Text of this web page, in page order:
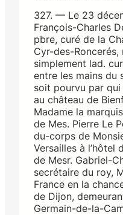
327. — Le 23
François-Charles
pbre, curé de la
Cyr-des-
simplement lad.
entre les mains du
soit pourvu par
au château de
Madame la
de Mes. Pierre Le
du-corps de
Versailles à l’hôtel
de Mesr. Gabriel-
secrétaire du roy,
France en la
de Dijon,
Germain-de-la-